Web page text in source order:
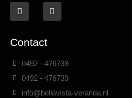
Contact
0492 - 476739
0492 - 476739
info@bellavista-veranda.nl